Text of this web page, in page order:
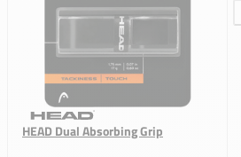
HEAD Dual Absorbing Grip